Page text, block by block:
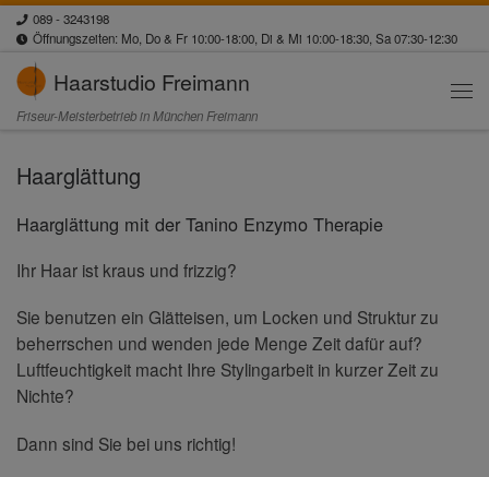
Zum Inhalt springen
089 - 3243198
Öffnungszeiten: Mo, Do & Fr 10:00-18:00, Di & Mi 10:00-18:30, Sa 07:30-12:30
Haarstudio Freimann
Friseur-Meisterbetrieb in München Freimann
Haarglättung
Haarglättung mit der Tanino Enzymo Therapie
Ihr Haar ist kraus und frizzig?
Sie benutzen ein Glätteisen, um Locken und Struktur zu
beherrschen und wenden jede Menge Zeit dafür auf?
Luftfeuchtigkeit macht Ihre Stylingarbeit in kurzer Zeit zu
Nichte?
Dann sind Sie bei uns richtig!